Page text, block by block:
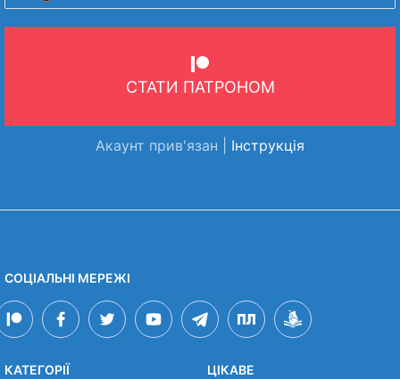
СТАТИ ПАТРОНОМ
Акаунт прив'язан | Інструкція
СОЦІАЛЬНІ МЕРЕЖІ
КАТЕГОРІЇ ЦІКАВЕ